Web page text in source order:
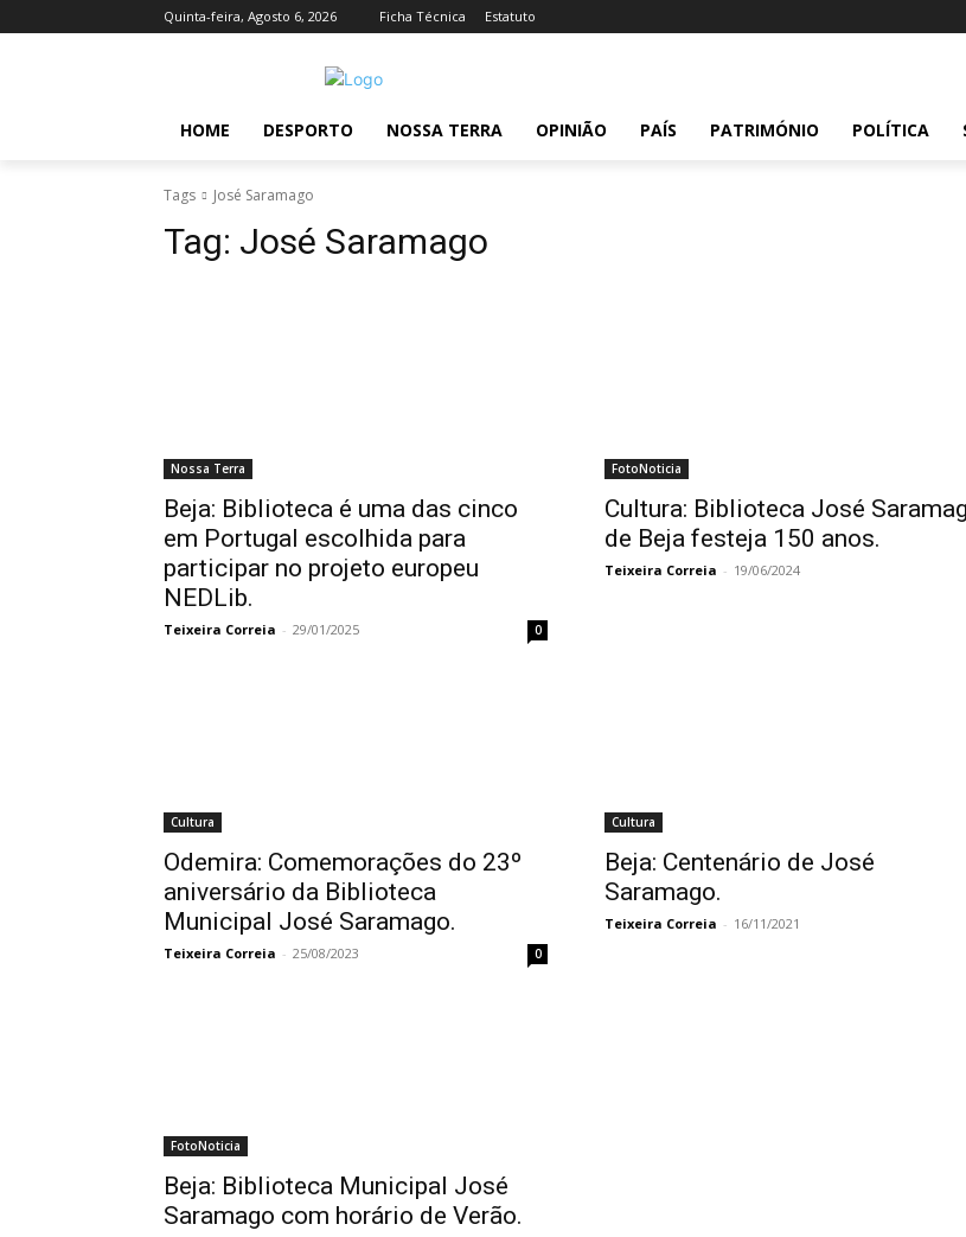
Quinta-feira, Agosto 6, 2026 Ficha Técnica Estatuto
HOME DESPORTO NOSSA TERRA OPINIÃO PAÍS PATRIMÓNIO POLÍTICA
Tags José Saramago
Tag: José Saramago
Nossa Terra
Beja: Biblioteca é uma das cinco
em Portugal escolhida para
participar no projeto europeu
NEDLib.
Teixeira Correia - 29/01/2025 0
FotoNoticia
Cultura: Biblioteca José
de Beja festeja 150 anos.
Teixeira Correia - 19/06/2024
Cultura
Odemira: Comemorações do 23º
aniversário da Biblioteca
Municipal José Saramago.
Teixeira Correia - 25/08/2023 0
Cultura
Beja: Centenário de José
Saramago.
Teixeira Correia - 16/11/2021
FotoNoticia
Beja: Biblioteca Municipal José
Saramago com horário de Verão.